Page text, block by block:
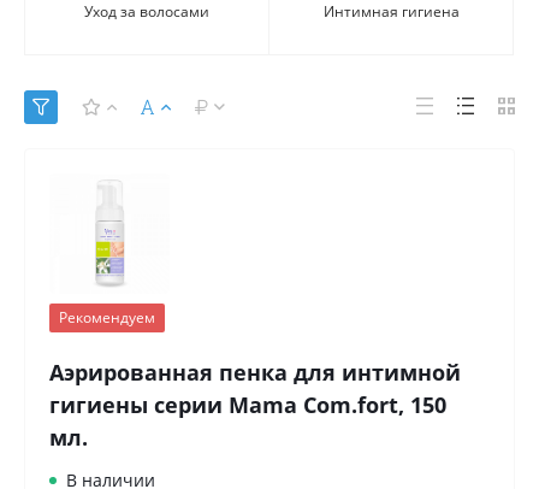
Уход за волосами Интимная гигиена
Рекомендуем
Аэрированная пенка для интимной
гигиены серии Mama Com.fort, 150
мл.
В наличии